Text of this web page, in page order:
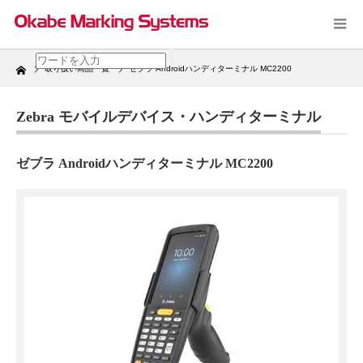
Home 取り扱い商品一覧 ゼブラ Androidハンディターミナル MC2200
Zebra モバイルデバイス・ハンディターミナル
ゼブラ Androidハンディターミナル MC2200